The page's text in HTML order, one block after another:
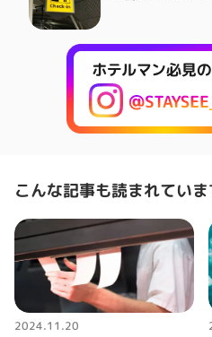
こんな記事も読まれていま
2024.11.20